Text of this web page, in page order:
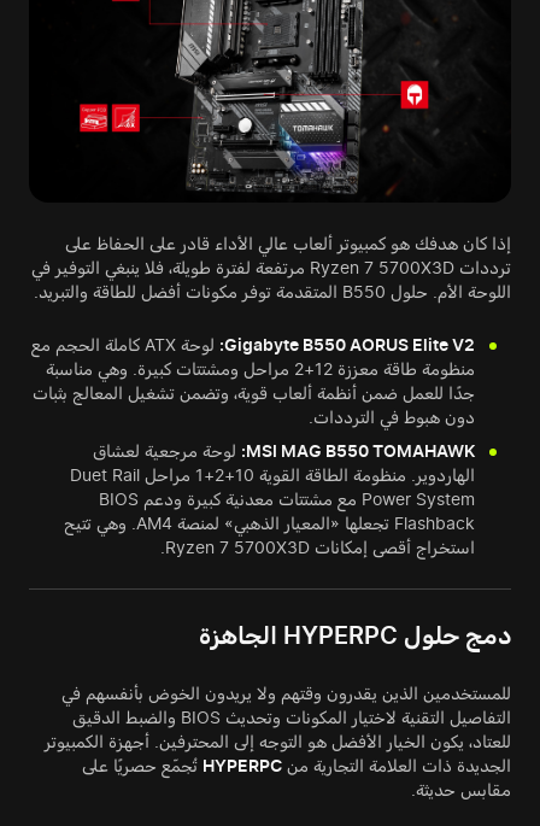
إذا كان هدفك هو كمبيوتر ألعاب عالي الأداء قادر على الحفاظ على
ترددات Ryzen 7 5700X3D مرتفعة لفترة طويلة، فلا ينبغي التوفير في
اللوحة الأم. حلول B550 المتقدمة توفر مكونات أفضل للطاقة والتبريد.
Gigabyte B550 AORUS Elite V2:
لوحة ATX كاملة الحجم مع
منظومة طاقة معززة 12+2 مراحل ومشتتات كبيرة. وهي مناسبة
جدًا للعمل ضمن أنظمة ألعاب قوية، وتضمن تشغيل المعالج بثبات
دون هبوط في الترددات.
MSI MAG B550 TOMAHAWK: لوحة مرجعية لعشاق
الهاردوير. منظومة الطاقة القوية 10+2+1 مراحل Duet Rail
Power System مع مشتتات معدنية كبيرة ودعم BIOS
Flashback تجعلها «المعيار الذهبي» لمنصة AM4. وهي تتيح
استخراج أقصى إمكانات Ryzen 7 5700X3D.
دمج حلول HYPERPC الجاهزة
للمستخدمين الذين يقدرون وقتهم ولا يريدون الخوض بأنفسهم في
التفاصيل التقنية لاختيار المكونات وتحديث BIOS والضبط الدقيق
للعتاد، يكون الخيار الأفضل هو التوجه إلى المحترفين. أجهزة الكمبيوتر
الجديدة ذات العلامة التجارية من HYPERPC تُجمّع حصريًا على
مقابس حديثة.